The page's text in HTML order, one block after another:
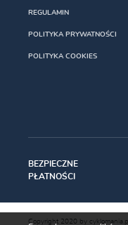
REGULAMIN
POLITYKA PRYWATNOŚCI
POLITYKA COOKIES
BEZPIECZNE
PŁATNOŚCI
Copyright 2020 by